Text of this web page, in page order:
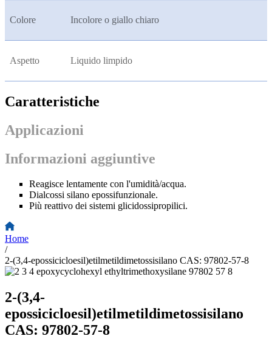
Colore Incolore o giallo chiaro
Aspetto Liquido limpido
Caratteristiche
Applicazioni
Informazioni aggiuntive
Reagisce lentamente con l'umidità/acqua.
Dialcossi silano epossifunzionale.
Più reattivo dei sistemi glicidossipropilici.
Home
/
2-(3,4-epossicicloesil)etilmetildimetossisilano CAS: 97802-57-8
2-(3,4-
epossicicloesil)etilmetildimetossisilano
CAS: 97802-57-8